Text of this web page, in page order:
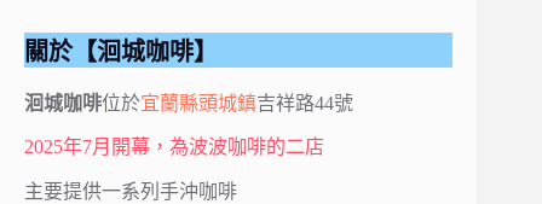
關於【洄城咖啡】
洄城咖啡位於宜蘭縣頭城鎮吉祥路44號
2025年7月開幕，為波波咖啡的二店
主要提供一系列手沖咖啡